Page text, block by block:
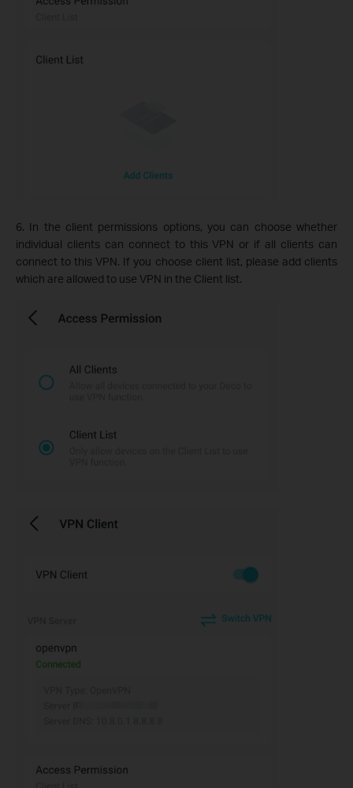
6. In the client permissions options, you can choose whether
individual clients can connect to this VPN or if all clients can
connect to this VPN. If you choose client list, please add clients
which are allowed to use VPN in the Client list.